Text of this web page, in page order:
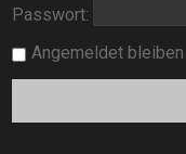
Passwort:
Angemeldet bleiben